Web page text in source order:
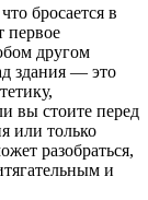
бросается в
первое
другом
здания — это
вы стоите перед
или только
разобраться,
и